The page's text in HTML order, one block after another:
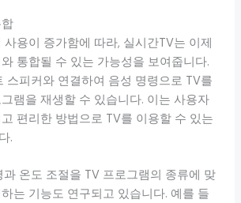
사용이 증가함에 따라, 실시간TV는 이제
통합될 수 있는 가능성을 보여줍니다.
스피커와 연결하여 음성 명령으로 TV를
램을 재생할 수 있습니다. 이는 사용자
편리한 방법으로 TV를 이용할 수 있는
.
과 온도 조절을 TV 프로그램의 종류에 맞
는 기능도 연구되고 있습니다. 예를 들